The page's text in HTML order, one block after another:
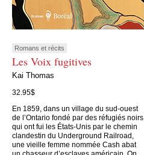
Romans et récits
Les Voix fugitives
Kai Thomas
32.95$
En 1859, dans un village du sud-ouest
de l’Ontario fondé par des réfugiés noirs
qui ont fui les États-Unis par le chemin
clandestin du Underground Railroad,
une vieille femme nommée Cash abat